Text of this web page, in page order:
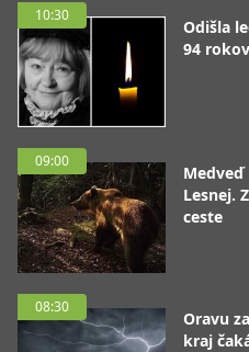
10:30
Odišla
94
09:00
Lesnej.
ceste
08:30
Oravu
kraj